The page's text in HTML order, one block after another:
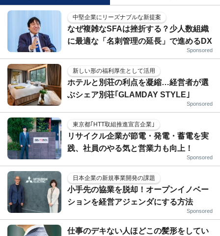
中堅企業にリーズナブルな新提案
なぜ複雑なSFAは挫折する？少人数組織
に最適な「名刺管理の延長」で進めるDX
Sponsored
新しい形の福利厚生として活用
ホテルと別荘の利点を凝縮…経営者が選
ぶシェア別荘｢GLAMDAY STYLE｣
Sponsored
東京都｢HTT取組推進宣言企業｣
リサイクル企業が節電・発電・蓄電を実
践、社員のやる気と営業力も向上！
Sponsored
日本企業の新規事業開発の課題
小手先の協業を脱却！オープンイノベー
ションを経営アジェンダにする方法
Sponsored
仕事のデキない人ほどこの髪形をしてい